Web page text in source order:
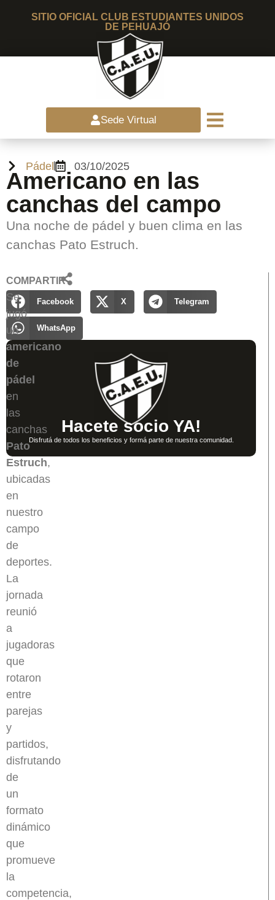
SITIO OFICIAL CLUB ESTUDIANTES UNIDOS
DE PEHUAJÓ
Sede Virtual
Pádel 03/10/2025
Americano en las
canchas del campo
Una noche de pádel y buen clima en las
canchas Pato Estruch.
COMPARTIR
Facebook X Telegram
WhatsApp
Hacete socio YA!
Disfrutá de todos los beneficios y formá parte de nuestra comunidad.
Se
jugó
un
americano
de
pádel
en
las
canchas
Pato
Estruch,
ubicadas
en
nuestro
campo
de
deportes.
La
jornada
reunió
a
jugadoras
que
rotaron
entre
parejas
y
partidos,
disfrutando
de
un
formato
dinámico
que
promueve
la
competencia,